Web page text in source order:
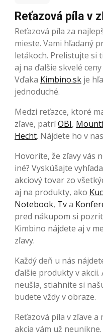
Reťazová píla v
Reťazová píla za
mieste. Vami hľadaný
letákoch. Prelistujte si
aj na ďalšie skvelé
Vďaka Kimbino.sk je
jednoduché.
Medzi reťazce, ktoré
zľave, patríOBI,
Hecht. Nájdete ho v
Hovoríte, že zľavy vás
iné? Vyskúšajte
akciový tovar zo
aj na produkty, ako
Notebook, Tva
pred nákupom si
Kimbino nájdete aj v
zľavy.
Každý deň u nás
ďalšie produkty v akcii.
neušla, stiahnite si
budete vždy v obraze.
Reťazová píla v zľave
akcia vám už